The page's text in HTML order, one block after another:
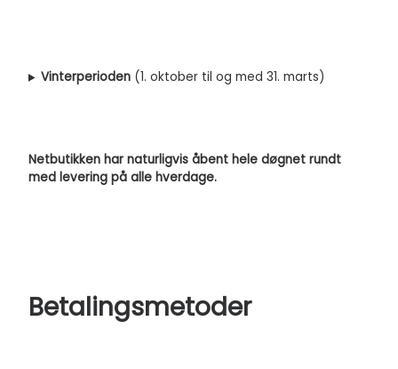
Vinterperioden (1. oktober til og med 31. marts)
Netbutikken har naturligvis åbent hele døgnet rundt
med levering på alle hverdage.
Betalingsmetoder